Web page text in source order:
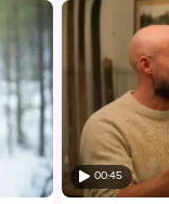
00:45